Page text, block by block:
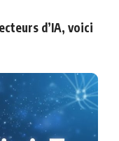
d’IA, voici